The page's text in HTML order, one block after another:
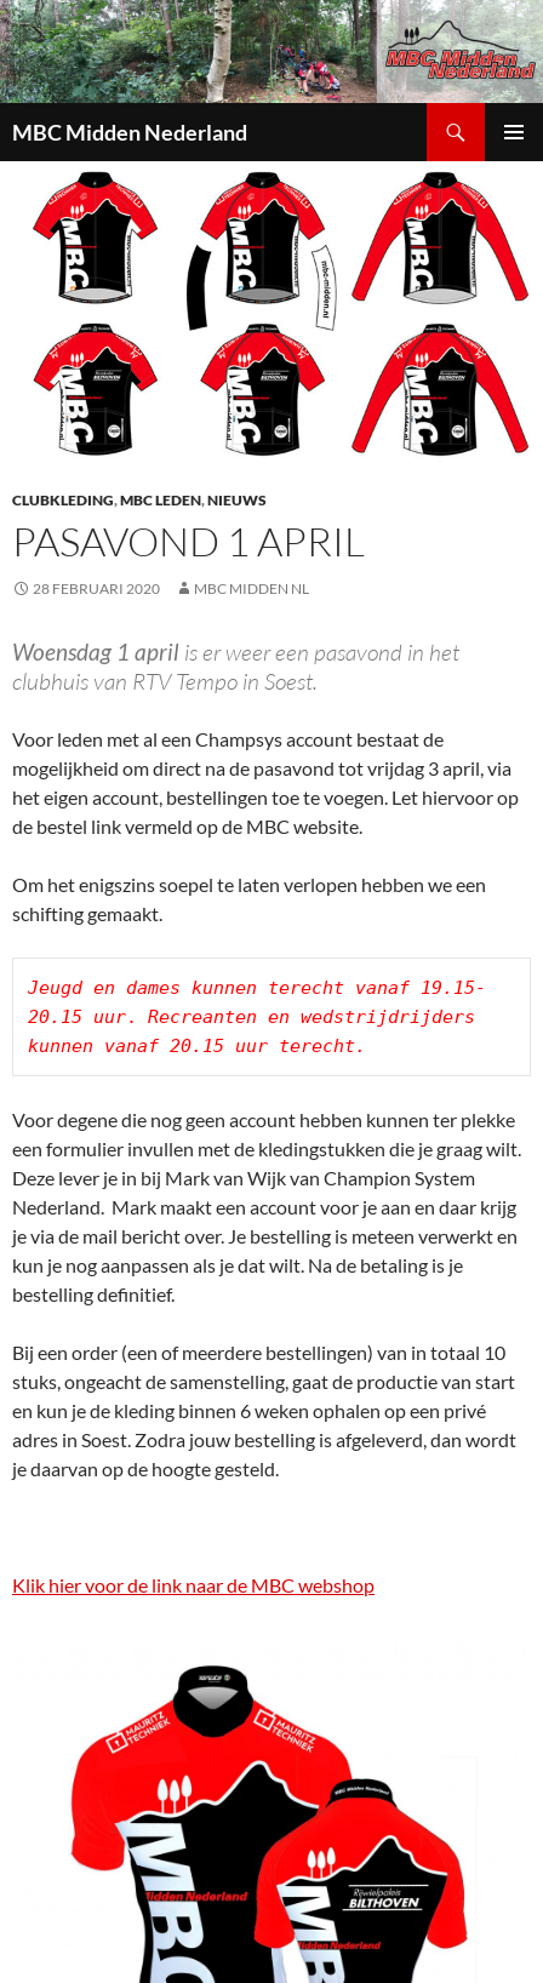
MBC Midden Nederland
INHOUD
CLUBKLEDING,MBC LEDEN,NIEUWS
PASAVOND 1 APRIL
28 FEBRUARI 2020 MBC MIDDEN NL
Woensdag 1 april is er weer een pasavond in het
clubhuis van RTV Tempo in Soest.
Voor leden met al een Champsys account bestaat de
mogelijkheid om direct na de pasavond tot vrijdag 3 april, via
het eigen account, bestellingen toe te voegen. Let hiervoor op
de bestel link vermeld op de MBC website.
Om het enigszins soepel te laten verlopen hebben we een
schifting gemaakt.
Jeugd en dames kunnen terecht vanaf 19.15-
20.15 uur. Recreanten en wedstrijdrijders
kunnen vanaf 20.15 uur terecht.
Voor degene die nog geen account hebben kunnen ter plekke
een formulier invullen met de kledingstukken die je graag wilt.
Deze lever je in bij Mark van Wijk van Champion System
Nederland. Mark maakt een account voor je aan en daar krijg
je via de mail bericht over. Je bestelling is meteen verwerkt en
kun je nog aanpassen als je dat wilt. Na de betaling is je
bestelling definitief.
Bij een order (een of meerdere bestellingen) van in totaal 10
stuks, ongeacht de samenstelling, gaat de productie van start
en kun je de kleding binnen 6 weken ophalen op een privé
adres in Soest. Zodra jouw bestelling is afgeleverd, dan wordt
je daarvan op de hoogte gesteld.
Klik hier voor de link naar de MBC webshop